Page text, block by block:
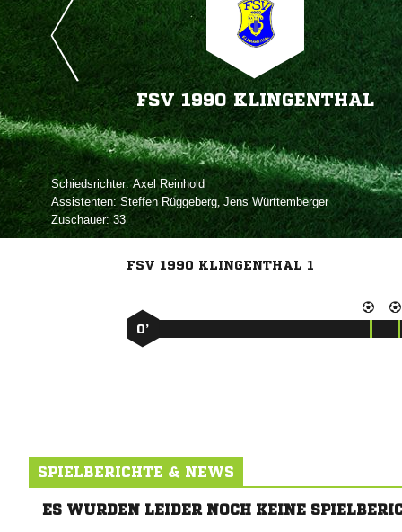
FSV 1990 KLINGENTHAL
Schiedsrichter: 
Assistenten: ,  
Zuschauer:33
FSV 1990 KLINGENTHAL 1
0’
SPIELBERICHTE & NEWS
ES WURDEN LEIDER NOCH KEINE